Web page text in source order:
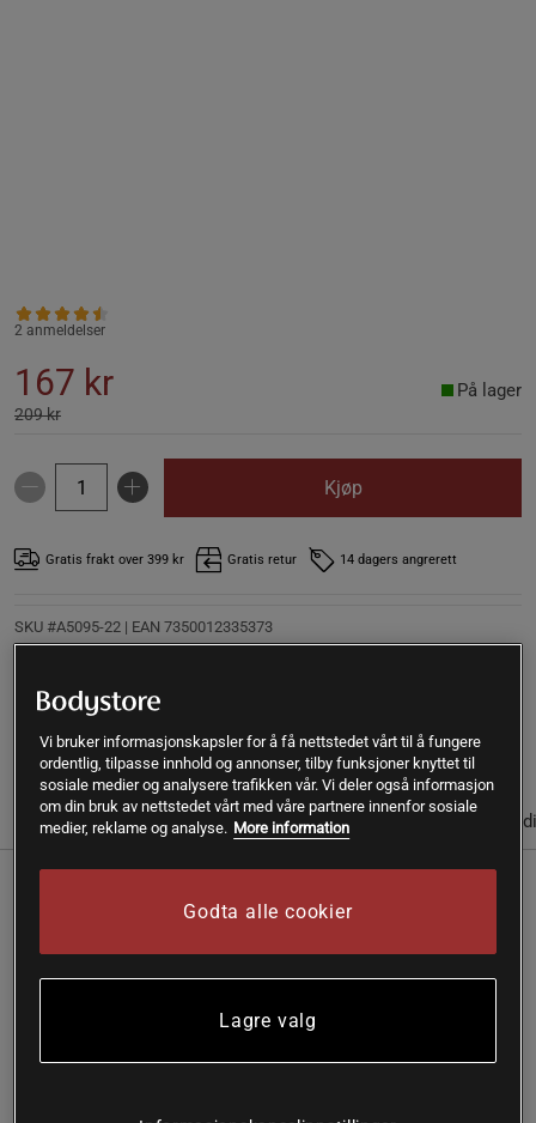
2 anmeldelser
167 kr
209 kr
På lager
Kjøp
Gratis frakt over 399 kr Gratis retur 14 dagers angrerett
SKU #A5095-22 | EAN 7350012335373
som 500 mg C-vitamin.
Les mer
Informasjon Anmeldelser(3) Næringsinformasjon &
som 500 mg C-vitamin.
gunstige effekten oppnås når du har et daglig inntak på 200
Vi bruker informasjonskapsler for å få nettstedet vårt til å fungere
ordentlig, tilpasse innhold og annonser, tilby funksjoner knyttet til
sosiale medier og analysere trafikken vår. Vi deler også informasjon
om din bruk av nettstedet vårt med våre partnere innenfor sosiale
medier, reklame og analyse. More information
Godta alle cookier
Lagre valg